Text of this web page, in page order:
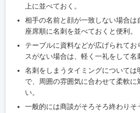
上に並べておく。
相手の名前と顔が一致しない場合は
座席順に名刺を並べておくと便利。
テーブルに資料などが広げられてお
スがない場合は、軽く一礼をして名
名刺をしまうタイミングについては
で、周囲の雰囲気に合わせて柔軟に
い。
一般的には商談がそろそろ終わりそ